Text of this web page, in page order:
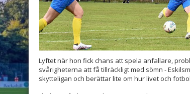
Lyftet när hon fick chans att spela anfallare,
svårigheterna att få tillräckligt med sömn -
skytteligan och berättar lite om hur livet och